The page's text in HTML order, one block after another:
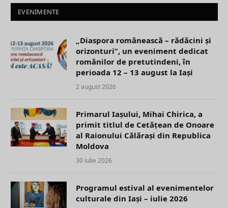
EVENIMENTE
„Diaspora românească – rădăcini și
orizonturi”, un eveniment dedicat
românilor de pretutindeni, în
perioada 12 – 13 august la Iași
2 august 2026
Primarul Iașului, Mihai Chirica, a
primit titlul de Cetățean de Onoare
al Raionului Călărași din Republica
Moldova
30 iulie 2026
Programul estival al evenimentelor
culturale din Iași – iulie 2026